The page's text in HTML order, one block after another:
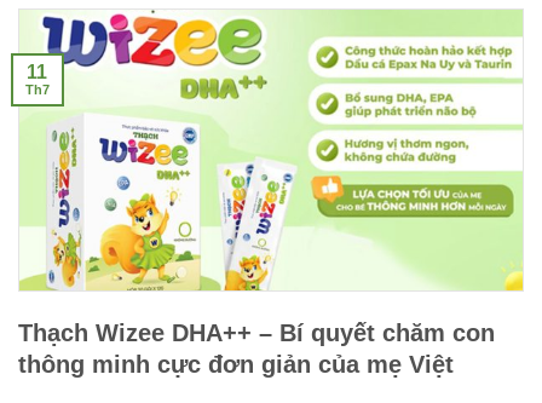
Thạch Wizee DHA++ – Bí quyết chăm con
thông minh cực đơn giản của mẹ Việt
11
Th7